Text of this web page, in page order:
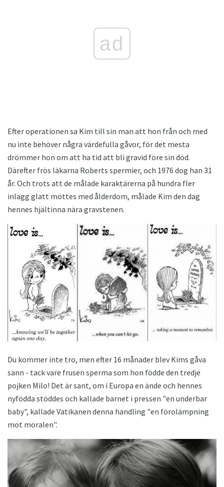
ad
Efter operationen sa Kim till sin man att hon från och med
nu inte behöver några värdefulla gåvor, för det mesta
drömmer hon om att ha tid att bli gravid före sin död.
Därefter frös läkarna Roberts spermier, och 1976 dog han 31
år. Och trots att de målade karaktärerna på hundra fler
inlägg glatt möttes med ålderdom, målade Kim den dag
hennes hjältinna nära gravstenen.
Du kommer inte tro, men efter 16 månader blev Kims gåva
sann - tack vare frusen sperma som hon födde den tredje
pojken Milo! Det är sant, om i Europa en ände och hennes
nyfödda stöddes och kallade barnet i pressen "en underbar
baby", kallade Vatikanen denna handling "en förolämpning
mot moralen".